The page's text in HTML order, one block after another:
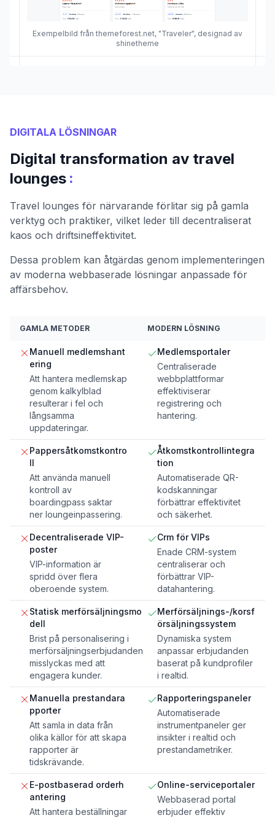
Exempelbild från themeforest.net, "Traveler", designad av
shinetheme
DIGITALA LÖSNINGAR
Digital transformation av travel
lounges :
Travel lounges för närvarande förlitar sig på gamla
verktyg och praktiker, vilket leder till decentraliserat
kaos och driftsineffektivitet.
Dessa problem kan åtgärdas genom implementeringen
av moderna webbaserade lösningar anpassade för
affärsbehov.
GAMLA METODER MODERN LÖSNING
Manuell medlemshant
ering
Att hantera medlemskap
genom kalkylblad
resulterar i fel och
långsamma
uppdateringar.
Medlemsportaler
Centraliserade
webbplattformar
effektiviserar
registrering och
hantering.
Pappersåtkomstkontro
ll
Att använda manuell
kontroll av
boardingpass saktar
ner loungeinpassering.
Åtkomstkontrollintegra
tion
Automatiserade QR-
kodskanningar
förbättrar effektivitet
och säkerhet.
Decentraliserade VIP-
poster
VIP-information är
spridd över flera
oberoende system.
Crm för VIPs
Enade CRM-system
centraliserar och
förbättrar VIP-
datahantering.
Statisk merförsäljningsmo
dell
Brist på personalisering i
merförsäljningserbjudanden
misslyckas med att
engagera kunder.
Merförsäljnings-/korsf
örsäljningssystem
Dynamiska system
anpassar erbjudanden
baserat på kundprofiler
i realtid.
Manuella prestandara
pporter
Att samla in data från
olika källor för att skapa
rapporter är
tidskrävande.
Rapporteringspaneler
Automatiserade
instrumentpaneler ger
insikter i realtid och
prestandametriker.
E-postbaserad orderh
antering
Att hantera beställningar
Online-serviceportaler
Webbaserad portal
erbjuder effektiv